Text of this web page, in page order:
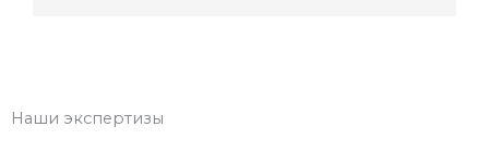
Наши экспертизы